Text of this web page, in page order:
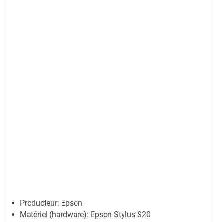
Producteur: Epson
Matériel (hardware): Epson Stylus S20